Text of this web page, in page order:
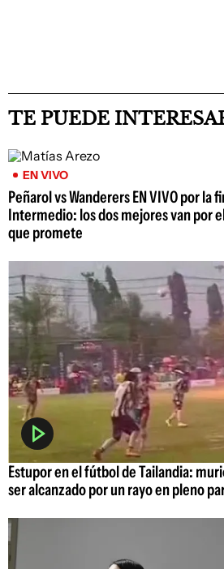
TE PUEDE
EN VIVO
Peñarol vs Wanderers EN VIVO por la
Intermedio: los dos mejores van por
que promete
Estupor en el fútbol de Tailandia:
ser alcanzado por un rayo en pleno